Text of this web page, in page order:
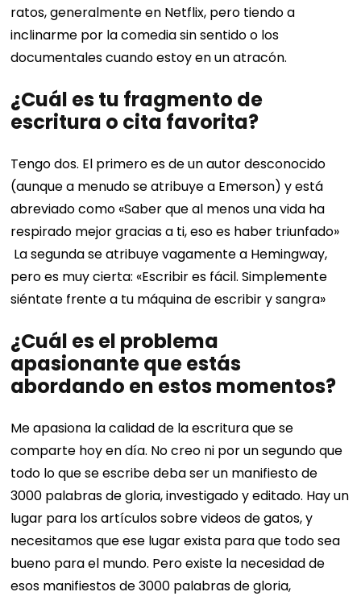
ratos, generalmente en Netflix, pero tiendo a
inclinarme por la comedia sin sentido o los
documentales cuando estoy en un atracón.
¿Cuál es tu fragmento de
escritura o cita favorita?
Tengo dos. El primero es de un autor desconocido
(aunque a menudo se atribuye a Emerson) y está
abreviado como «Saber que al menos una vida ha
respirado mejor gracias a ti, eso es haber triunfado»
La segunda se atribuye vagamente a Hemingway,
pero es muy cierta: «Escribir es fácil. Simplemente
siéntate frente a tu máquina de escribir y sangra»
¿Cuál es el problema
apasionante que estás
abordando en estos momentos?
Me apasiona la calidad de la escritura que se
comparte hoy en día. No creo ni por un segundo que
todo lo que se escribe deba ser un manifiesto de
3000 palabras de gloria, investigado y editado. Hay un
lugar para los artículos sobre videos de gatos, y
necesitamos que ese lugar exista para que todo sea
bueno para el mundo. Pero existe la necesidad de
esos manifiestos de 3000 palabras de gloria,